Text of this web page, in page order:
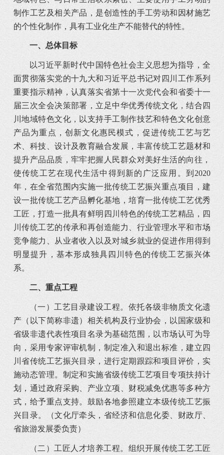
制作工艺及相关产品，是创造性的手工劳动和因材施艺
的个性化制作，具有工业化生产不能替代的特性。
一、总体目标
以习近平新时代中国特色社会主义思想为指导，全
面贯彻落实党的十九大和习近平总书记对四川工作系列
重要指示精神，认真落实省第十一次党代会和省委十一
届三次全会决策部署，立足中华优秀传统文化，结合四
川地域特色文化，以支持手工制作技艺和特色文化创意
产品为重点，创新文化惠民模式，促进传统工艺与艺
术、科技、设计及教育融合发展，丰富传统工艺题材和
提升产品品质，牢牢把握人民群众对美好生活的向往，
使传统工艺在现代生活中得到新的广泛应用。到2020
年，在全省范围内实施一批传统工艺振兴重点项目，建
设一批传统工艺产品孵化基地，培育一批传统工艺优秀
工匠，打造一批具有鲜明四川特色的传统工艺精品，四
川传统工艺的传承和再创造能力、行业管理水平和市场
竞争能力、从业者收入以及对城乡就业的促进作用得到
明显提升，基本形成独具四川特色的传统工艺振兴体
系。
二、重点工程
（一）工艺目录建设工程。依托各级非物质文化遗
产（以下简称非遗）相关机构及行业协会，以国家级和
省级非遗代表性项目名录为基础范围，以市场认可为导
向，采用专家评审机制，制定准入和退出标准，建立四
川省传统工艺振兴目录，进行定期跟踪和项目评价，实
施动态管理。制定和实施省级传统工艺项目专项扶持计
划，通过政府采购、产业立项、财税减免优惠等多种方
式，给予重点支持。鼓励各地参照建立本级传统工艺振
兴目录。（文化厅牵头，省经济和信息化委、财政厅、
省旅游发展委负责）
（二）工匠人才培养工程。组织开展传统工艺工匠